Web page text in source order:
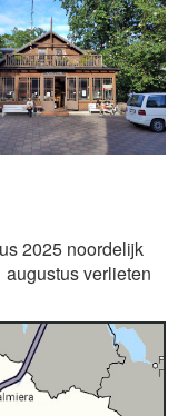
2025 noordelijk
verlieten